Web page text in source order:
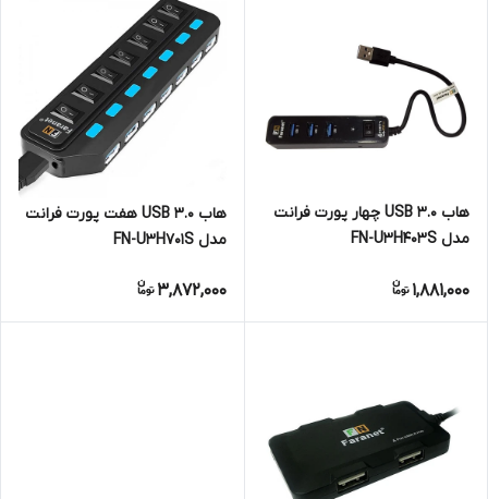
هاب USB 3.0 چهار پورت فرانت
مدل FN-U3H403S
1,881,000
هاب USB 3.0 هفت پورت فرانت
مدل FN-U3H701S
3,872,000